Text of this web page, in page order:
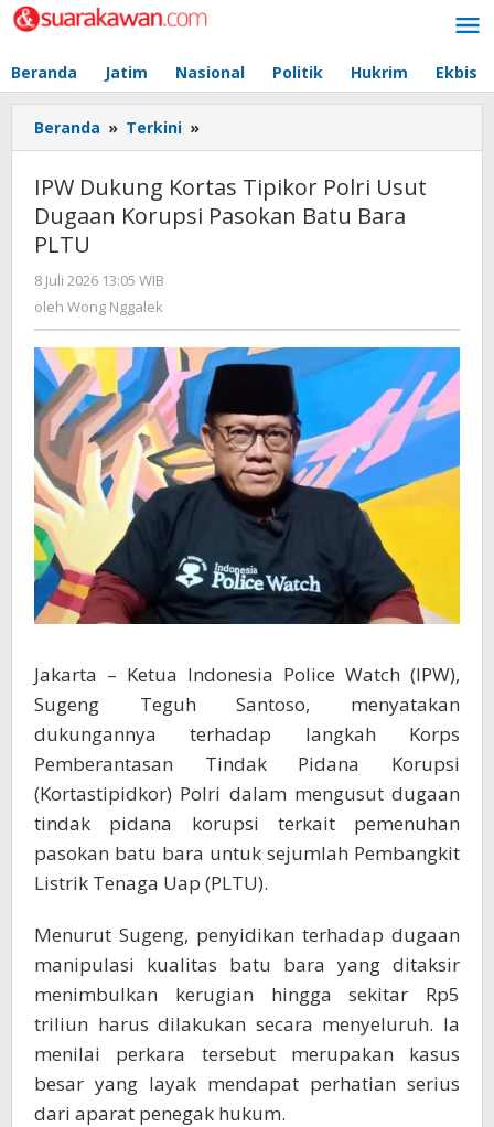
Lewati
ke
Beranda Jatim Nasional Politik Hukrim Ekbis
Beranda » Terkini »
Dukung
Tipikor
Polri
Batu
Bara
PLTU
IPW Dukung Kortas Tipikor Polri Usut
Dugaan Korupsi Pasokan Batu Bara
PLTU
8 Juli 2026 13:05 WIB
oleh Wong Nggalek
Jakarta – Ketua Indonesia Police Watch (IPW),
Sugeng Teguh Santoso, menyatakan
dukungannya terhadap langkah Korps
Pemberantasan Tindak Pidana Korupsi
(Kortastipidkor) Polri dalam mengusut dugaan
tindak pidana korupsi terkait pemenuhan
pasokan batu bara untuk sejumlah Pembangkit
Listrik Tenaga Uap (PLTU).
Menurut Sugeng, penyidikan terhadap dugaan
manipulasi kualitas batu bara yang ditaksir
menimbulkan kerugian hingga sekitar Rp5
triliun harus dilakukan secara menyeluruh. Ia
menilai perkara tersebut merupakan kasus
besar yang layak mendapat perhatian serius
dari aparat penegak hukum.